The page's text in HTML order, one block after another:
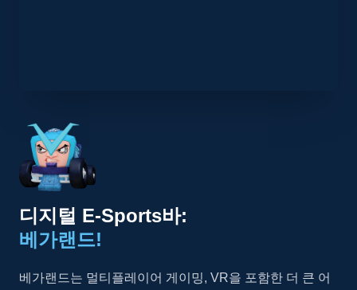
디지털 E-Sports바:
베가랜드!
베가랜드는 멀티플레이어 게이밍, VR을 포함한 더 큰 어